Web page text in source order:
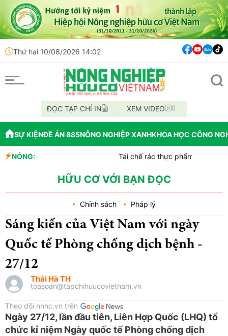
Thứ hai 10/08/2026 14:02
ĐỌC TẠP CHÍ IN XEM VIDEO
SỰ KIỆNĐỀ ÁN 885NÔNG NGHIỆP XANHKHOA HỌC CÔNG
NÓNG:
Tái chế rác thực phẩm có thể làm gia
Sức sống kỳ diệu của thực vật giữa
HỮU CƠ VỚI BẠN ĐỌC
Chính sách Pháp lý
Sáng kiến của Việt Nam với ngày
Quốc tế Phòng chống dịch bệnh -
27/12
Thái Hà TH
toasoan@tapchihuucovietnam.vn
Theo dõi nnhc.vn trên
Ngày 27/12, lần đầu tiên, Liên Hợp Quốc (LHQ) tổ
chức kỉ niệm Ngày quốc tế Phòng chống dịch